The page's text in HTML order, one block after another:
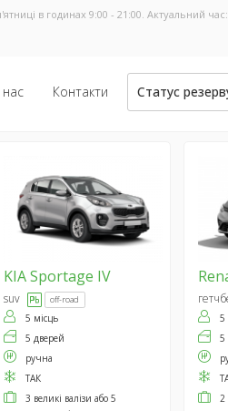
в годинах 9:00 - 21:00. Актуальний час:
Контакти Статус
KIASportage IV
suv off-road
5 місць
5 дверей
ручна
ТАК
3 великі валізи або 5
5
5
2